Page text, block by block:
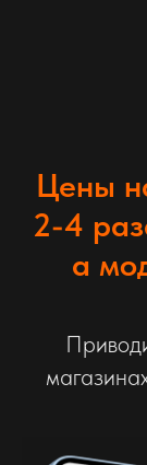
Цены
2-4
а